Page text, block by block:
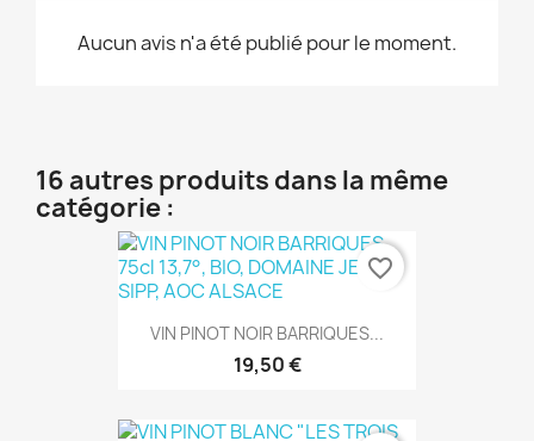
Aucun avis n'a été publié pour le moment.
16 autres produits dans la même
catégorie :
VIN PINOT NOIR BARRIQUES...
19,50 €
favorite_border